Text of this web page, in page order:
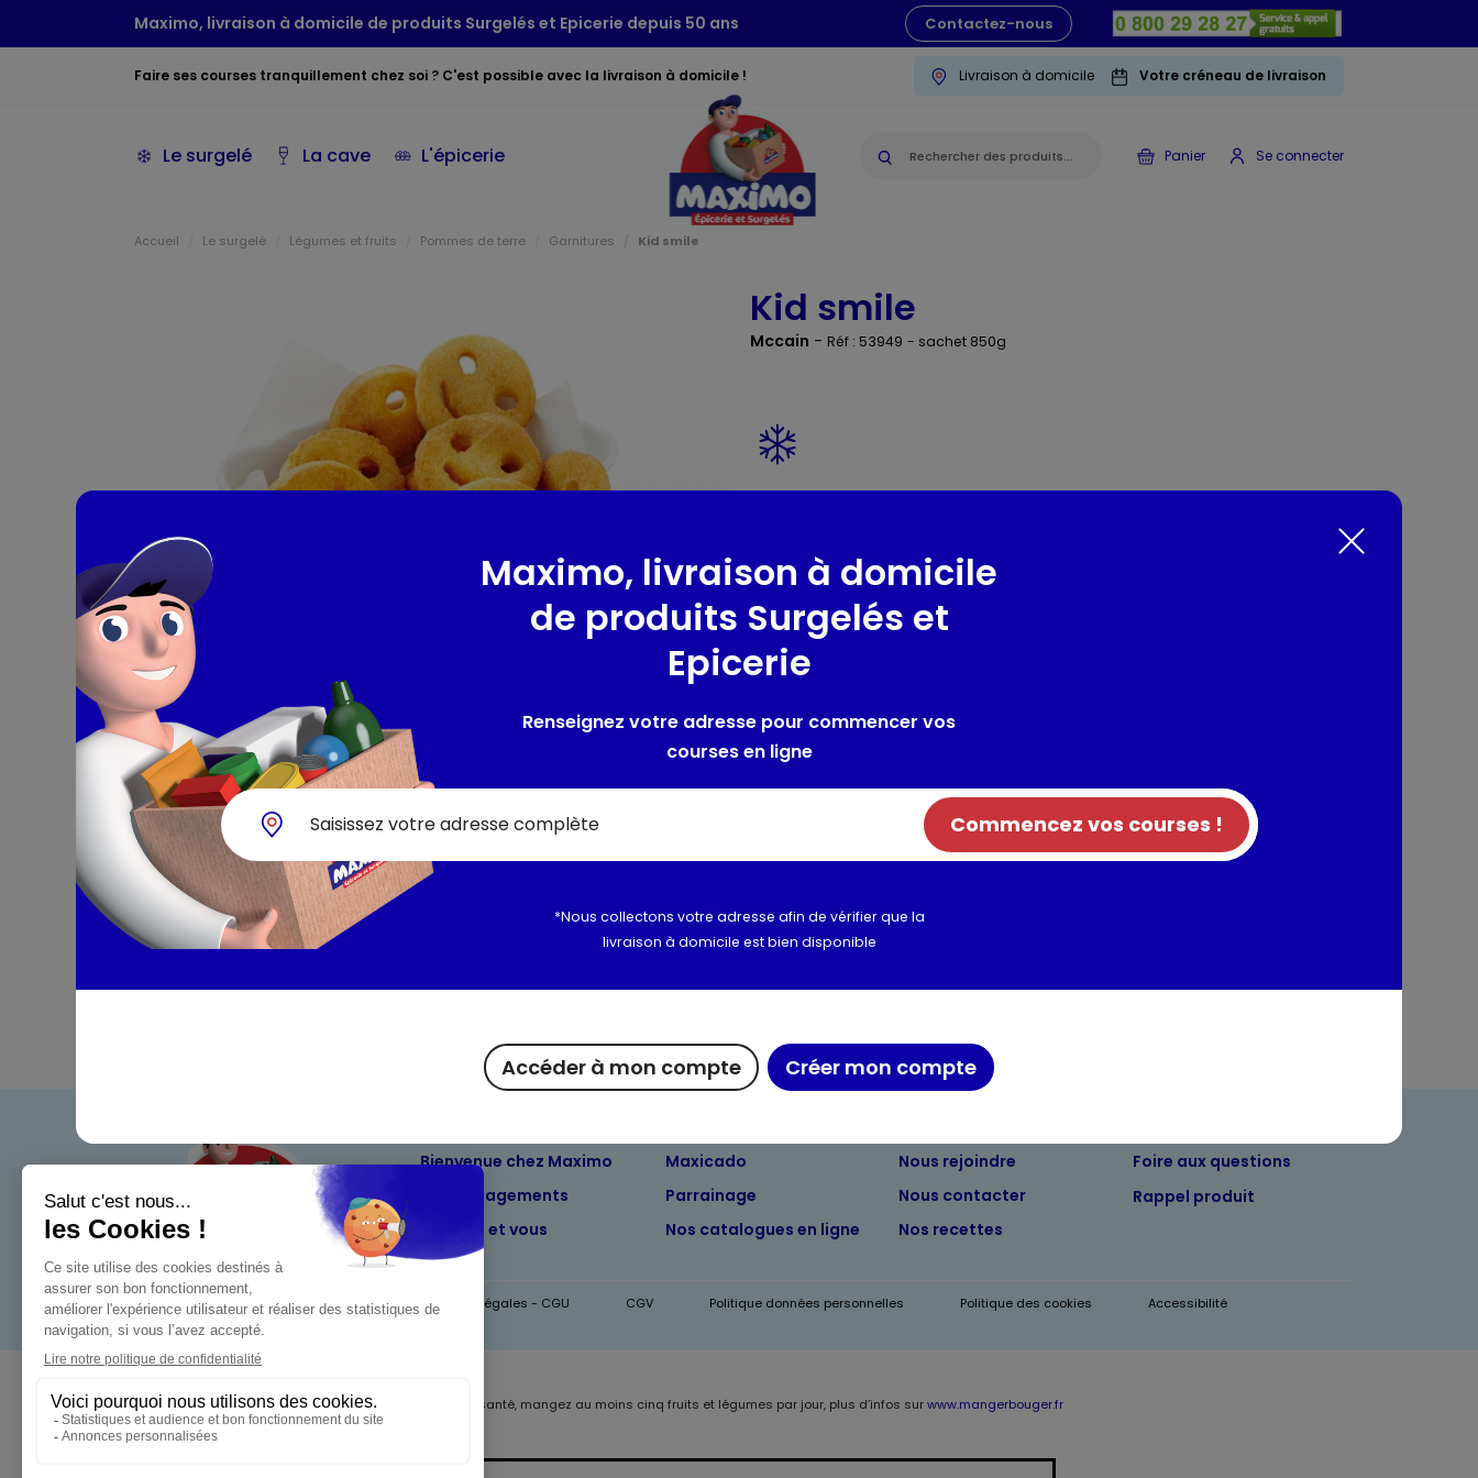
Maximo, livraison à domicile de produits Surgelés et Epicerie depuis 50 ans Contactez-nous
Faire ses courses tranquillement chez soi ? C'est possible avec la livraison à domicile ! Livraison à domicile Votre créneau de livraison
Le surgelé La cave L'épicerie Panier Se connecter
Accueil Le surgelé Légumes et fruits Pommes de terre Garnitures Kid smile
Kid smile
Mccain - Réf : 53949 - sachet 850g
Une purée fondante au bon goût de pommes de terre sous une panure
croustillante, qui donne le sourire aux assiettes de tous les enfants !
Utilisation et conservation
Composition / Ingrédients / Allergènes
tournesol (6.5%), sel, amidon, stabilisant : E464 et E471, épice (poivre blanc)
Fabriqué dans une usine utilisant des produits à base de GLUTEN et des
Informations complémentaires
Bienvenue chez Maximo
Nos engagements
Maximo et vous
Maxicado
Parrainage
Nos catalogues en ligne
Nous rejoindre
Nous contacter
Nos recettes
Foire aux questions
Rappel produit
Mentions légales - CGU CGV Politique données personnelles Politique des cookies Accessibilité
Pour votre santé, mangez au moins cinq fruits et légumes par jour, plus d’infos surwww.mangerbouger.fr
Maximo, livraison à domicile
de produits Surgelés et
Epicerie
Renseignez votre adresse pour commencer vos
courses en ligne
Commencez vos courses !
*Nous collectons votre adresse afin de vérifier que la
livraison à domicile est bien disponible
Accéder à mon compte Créer mon compte